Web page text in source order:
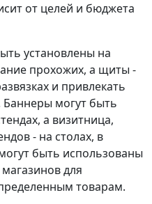
от целей и бюджета
установлены на
прохожих, а щиты -
и привлекать
могут быть
а визитница,
- на столах, в
быть использованы
для
товарам.